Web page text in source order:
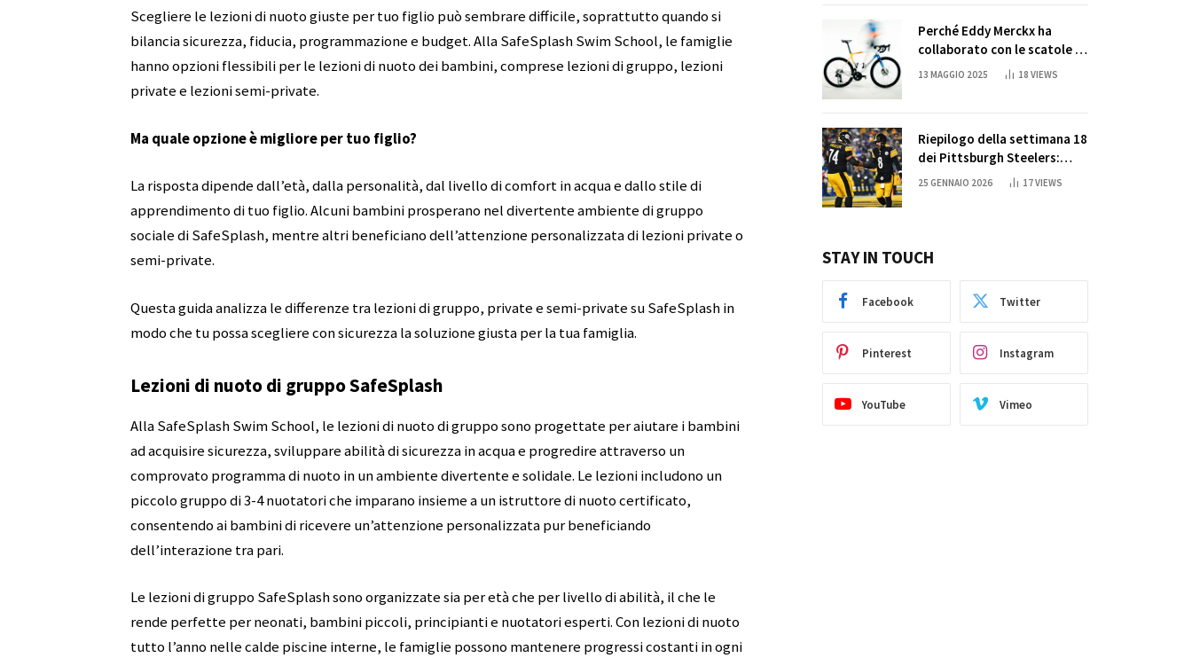
Scegliere le lezioni di nuoto giuste per tuo figlio può sembrare difficile, soprattutto quando si
bilancia sicurezza, fiducia, programmazione e budget. Alla SafeSplash Swim School, le famiglie
hanno opzioni flessibili per le lezioni di nuoto dei bambini, comprese lezioni di gruppo, lezioni
private e lezioni semi-private.
Ma quale opzione è migliore per tuo figlio?
La risposta dipende dall’età, dalla personalità, dal livello di comfort in acqua e dallo stile di
apprendimento di tuo figlio. Alcuni bambini prosperano nel divertente ambiente di gruppo
sociale di SafeSplash, mentre altri beneficiano dell’attenzione personalizzata di lezioni private o
semi-private.
Questa guida analizza le differenze tra lezioni di gruppo, private e semi-private su SafeSplash in
modo che tu possa scegliere con sicurezza la soluzione giusta per la tua famiglia.
Lezioni di nuoto di gruppo SafeSplash
Alla SafeSplash Swim School, le lezioni di nuoto di gruppo sono progettate per aiutare i bambini
ad acquisire sicurezza, sviluppare abilità di sicurezza in acqua e progredire attraverso un
comprovato programma di nuoto in un ambiente divertente e solidale. Le lezioni includono un
piccolo gruppo di 3-4 nuotatori che imparano insieme a un istruttore di nuoto certificato,
consentendo ai bambini di ricevere un’attenzione personalizzata pur beneficiando
dell’interazione tra pari.
Le lezioni di gruppo SafeSplash sono organizzate sia per età che per livello di abilità, il che le
rende perfette per neonati, bambini piccoli, principianti e nuotatori esperti. Con lezioni di nuoto
tutto l’anno nelle calde piscine interne, le famiglie possono mantenere progressi costanti in ogni
Perché Eddy Merckx ha
collaborato con le scatole di
succo di Sun Capri
13 MAGGIO 2025 18 VIEWS
Riepilogo della settimana 18
dei Pittsburgh Steelers:
credi nei miracoli?
25 GENNAIO 2026 17VIEWS
STAY IN TOUCH
Facebook Twitter
Pinterest Instagram
YouTube Vimeo